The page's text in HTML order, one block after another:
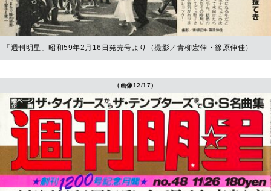
「週刊明星」昭和59年2月16日発売号より（撮影／青柳宏伸・篠原伸佳）
（画像12/17）